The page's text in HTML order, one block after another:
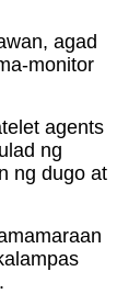
agad
monitor
agents
ng
ng dugo at